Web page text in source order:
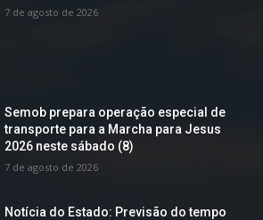
7 de agosto de 2026
Semob prepara operação especial de
transporte para a Marcha para Jesus
2026 neste sábado (8)
7 de agosto de 2026
Notícia do Estado: Previsão do tempo